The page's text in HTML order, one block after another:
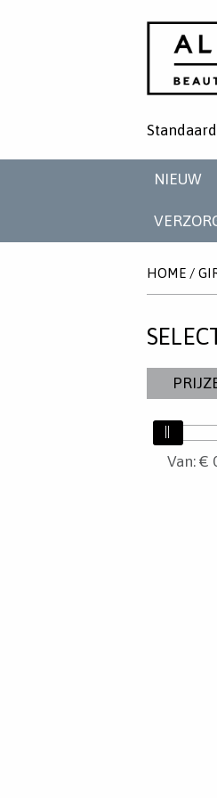
NIEUW
HOME/
Van:€
Van